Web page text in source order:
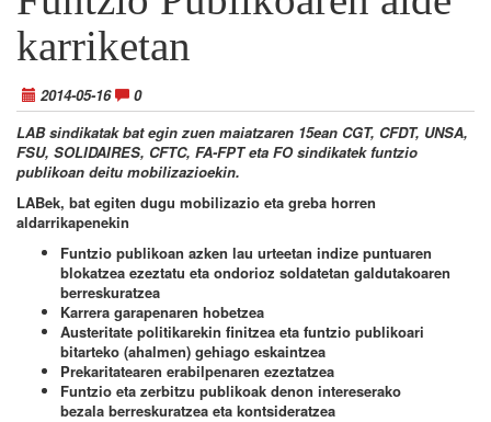
karriketan
2014-05-16
0
LAB sindikatak bat egin zuen maiatzaren 15ean CGT, CFDT, UNSA,
FSU, SOLIDAIRES, CFTC, FA-FPT eta FO sindikatek funtzio
publikoan deitu mobilizazioekin.
LABek, bat egiten dugu mobilizazio eta greba horren
aldarrikapenekin
Funtzio publikoan azken lau urteetan indize puntuaren
blokatzea ezeztatu eta ondorioz soldatetan galdutakoaren
berreskuratzea
Karrera garapenaren hobetzea
Austeritate politikarekin finitzea eta funtzio publikoari
bitarteko (ahalmen) gehiago eskaintzea
Prekaritatearen erabilpenaren ezeztatzea
Funtzio eta zerbitzu publikoak denon intereserako
bezala berreskuratzea eta kontsideratzea